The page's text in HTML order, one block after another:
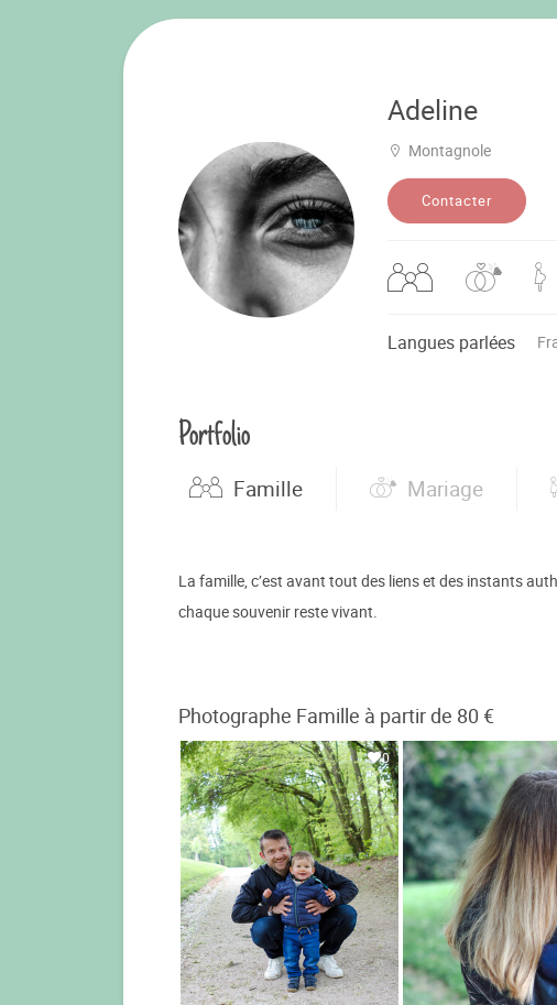
Adeline
Montagnole
Contacter
Langues parlées
Portfolio
Famille Mariage
La famille, c’est avant tout des liens et des instants
chaque souvenir reste vivant.
Photographe Famille à partir de 80 €
0